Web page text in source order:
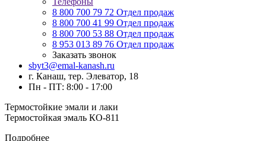
8 800 700 79 72 Отдел продаж
8 800 700 41 99 Отдел продаж
8 800 700 53 88 Отдел продаж
8 953 013 89 76 Отдел продаж
Заказать звонок
sbyt3@emal-kanash.ru
г. Канаш, тер. Элеватор, 18
Пн - ПТ: 8:00 - 17:00
Термостойкие эмали и лаки
Термостойкая эмаль КО-811
Подробнее